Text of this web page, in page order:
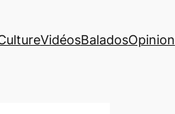
VidéosBaladosOpinion